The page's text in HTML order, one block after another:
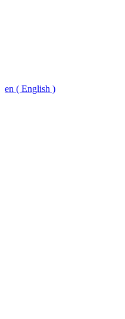
en ( English )